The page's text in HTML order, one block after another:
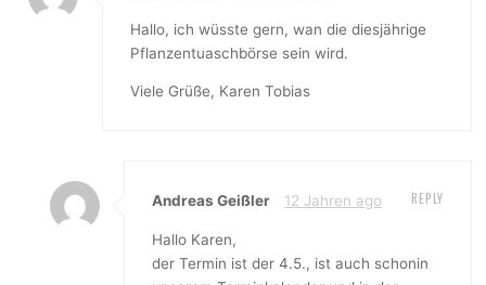
Hallo, ich wüsste gern, wan die diesjährige
Pflanzentuaschbörse sein wird.
Viele Grüße, Karen Tobias
Andreas Geißler 12 Jahren ago REPLY
Hallo Karen,
der Termin ist der 4.5., ist auch schonin